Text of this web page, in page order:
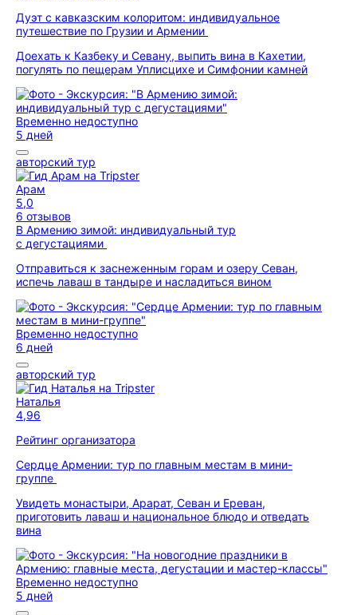
Дуэт с кавказским колоритом: индивидуальное
путешествие по Грузии и Армении
Доехать к Казбеку и Севану, выпить вина в Кахетии,
погулять по пещерам Уплисцихе и Симфонии камней
Временно недоступно
5 дней
авторский тур
Арам
5,0
6 отзывов
В Армению зимой: индивидуальный тур
с дегустациями
Отправиться к заснеженным горам и озеру Севан,
испечь лаваш в тандыре и насладиться вином
Временно недоступно
6 дней
авторский тур
Наталья
4,96
Рейтинг организатора
Сердце Армении: тур по главным местам в мини-
группе
Увидеть монастыри, Арарат, Севан и Ереван,
приготовить лаваш и национальное блюдо и отведать
вина
Временно недоступно
5 дней